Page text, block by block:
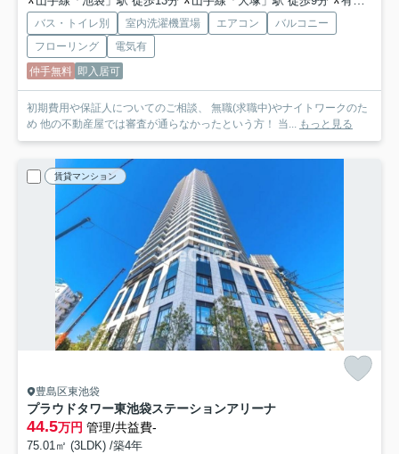
バス・トイレ別 室内洗濯機置場 エアコン
バルコニー
フローリング
電気有
仲手無料 即入居可
初期費用や保証人についてのご相談、 無職(求職中)やナイトワークのた
め 他の不動産屋では審査が通らなかったという方！ 当... もっと見る
賃貸マンション
豊島区東池袋
プラウドタワー東池袋ステーションアリーナ
44.5万円 管理/共益費-
75.01㎡ (3LDK) /築4年